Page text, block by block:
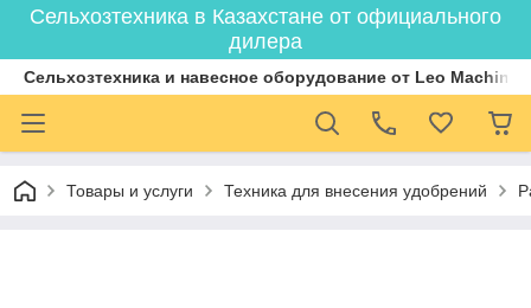
Сельхозтехника в Казахстане от официального
дилера
Cельхозтехника и навесное оборудование от Leo
Товары и услуги Техника для внесения удобрений